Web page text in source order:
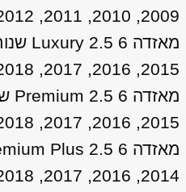
2009, 2010, 2011, 2012
2015, 2016, 2017, 2018, 2019, 2020
2015, 2016, 2017, 2018, 2019, 2020
2014, 2016, 2017, 2018